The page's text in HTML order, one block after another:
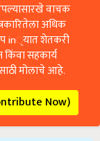
वाचक
अधिक
in्यात शेतकरी
सहकार्य
मोलाचे आहे.
Now)